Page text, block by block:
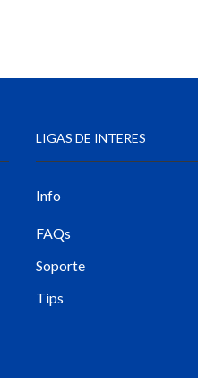
LIGAS DE INTERES
Info
FAQs
Soporte
Tips